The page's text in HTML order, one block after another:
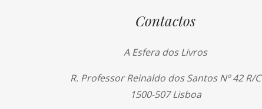
Contactos
A Esfera dos Livros
R. Professor Reinaldo dos Santos Nº 42 R/C
1500-507 Lisboa